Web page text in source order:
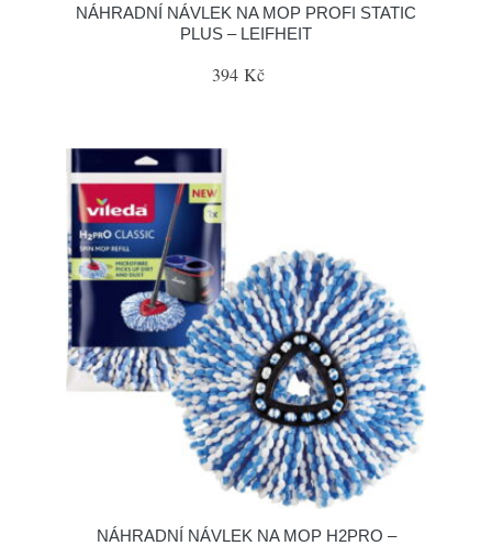
NÁHRADNÍ NÁVLEK NA MOP PROFI STATIC
PLUS – LEIFHEIT
394 Kč
NÁHRADNÍ NÁVLEK NA MOP H2PRO –